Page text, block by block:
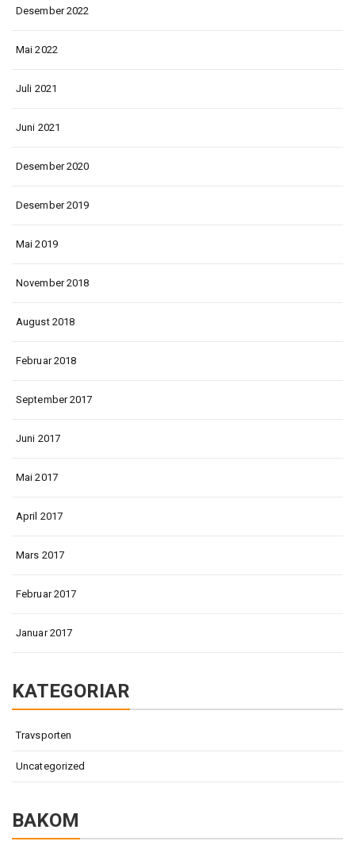
Desember 2022
Mai 2022
Juli 2021
Juni 2021
Desember 2020
Desember 2019
Mai 2019
November 2018
August 2018
Februar 2018
September 2017
Juni 2017
Mai 2017
April 2017
Mars 2017
Februar 2017
Januar 2017
KATEGORIAR
Travsporten
Uncategorized
BAKOM